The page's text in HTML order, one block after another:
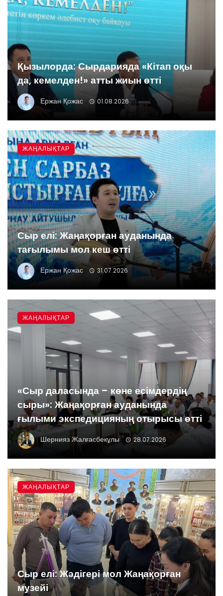
Қызылорда: Сырдарияда «Кітап оқы
да, кемелден!» атты жиын өтті
Ержан Қожас 01.08.2026
Сыр елі: Жаңақорған ауданында
тағылымы мол кеш өтті
Ержан Қожас 31.07.2026
ЖАҢАЛЫҚТАР
«Сыр даласында – көне есімдердің
сыры»: Жаңақорған ауданында
ғылыми экспедицияның отырысы өтті
Шернияз Жалғасбекұлы 28.07.2026
ЖАҢАЛЫҚТАР
Сыр елі: Жәдігері мол Жаңақорған
музейі
ЖАҢАЛЫҚТАР